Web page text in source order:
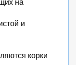
и
корки